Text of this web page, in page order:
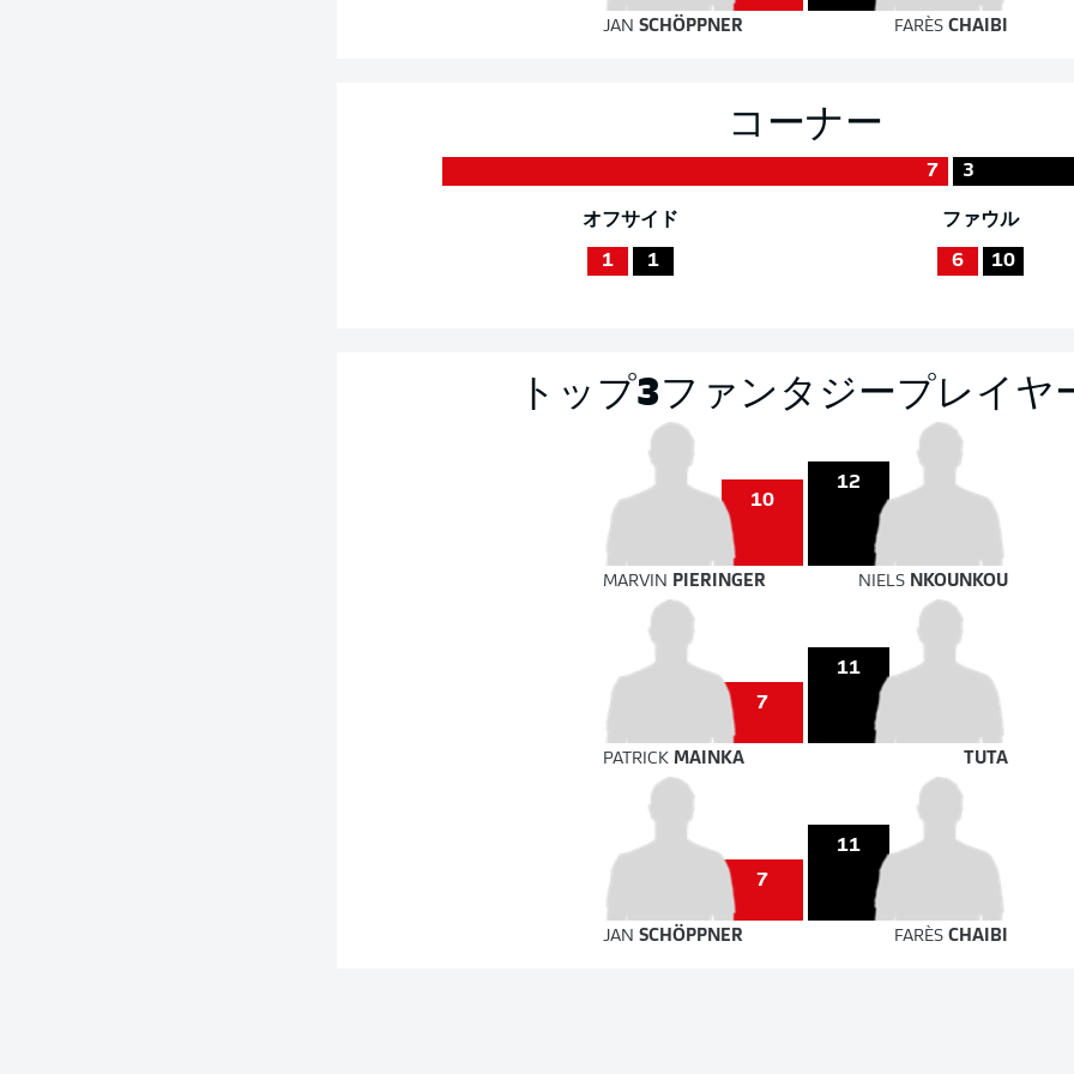
JANSCHÖPPNER FARÈS CHAIBI
コーナー
7 3
オフサイド
1 1
ファウル
6 10
トップ3ファンタジープレイヤ
10
12
MARVIN PIERINGER NIELS NKOUNKOU
7
11
PATRICKMAINKA TUTA
7
11
JANSCHÖPPNER FARÈS CHAIBI